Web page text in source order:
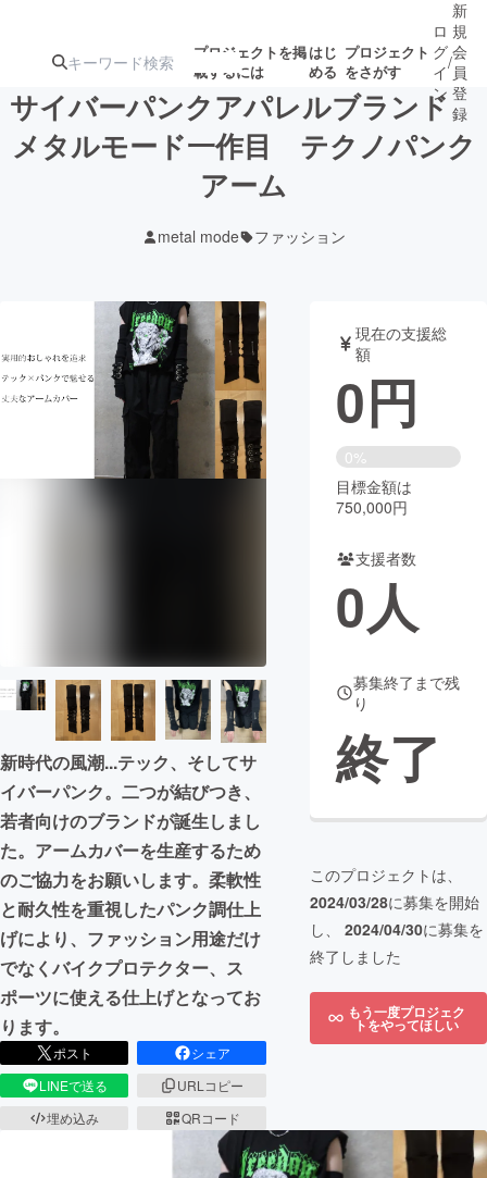
プロジェクトを掲
載するには
はじ
める
プロジェクト
をさがす
注目の新着プロ 募集終了が近いプ
テクノロジー・ガジェット
映像・映画 書籍・雑誌
ビジネス・起業 チャレンジ
CAMPFIRE Creation
コミュニティ
ロ
グ
イ
ン
/
新
規
会
員
登
録
サイバーパンクアパレルブランド
メタルモード一作目 テクノパンク
アーム
metal mode ファッション
新時代の風潮...テック、そしてサ
イバーパンク。二つが結びつき、
若者向けのブランドが誕生しまし
た。アームカバーを生産するため
のご協力をお願いします。柔軟性
と耐久性を重視したパンク調仕上
げにより、ファッション用途だけ
でなくバイクプロテクター、ス
ポーツに使える仕上げとなってお
ります。
ポスト
シェア
LINEで送る
URLコピー
埋め込み
QRコード
現在の支援総
額
0円
0%
目標金額は
750,000円
支援者数
0人
募集終了まで残
り
終了
このプロジェクトは、
2024/03/28に募集を開始
し、 2024/04/30に募集を
終了しました
もう一度プロジェク
トをやってほしい